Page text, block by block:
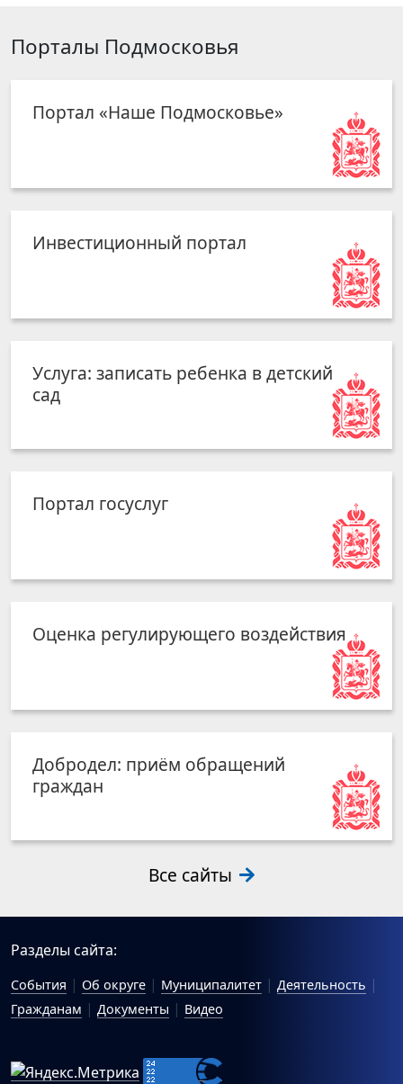
Порталы Подмосковья
Портал «Наше Подмосковье»
Инвестиционный портал
Услуга: записать ребенка в детский
сад
Портал госуслуг
Оценка регулирующего воздействия
Добродел: приём обращений
граждан
Все сайты
Разделы сайта:
События Об округе Муниципалитет
Деятельность
Гражданам
Документы Видео